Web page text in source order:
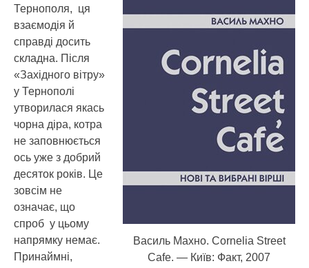
Василь Махно. Cornelia Street
Cafe. — Київ: Факт, 2007
Тернополя, ця
взаємодія й
справді досить
складна. Після
«Західного вітру»
у Тернополі
утворилася якась
чорна діра, котра
не заповнюється
ось уже з добрий
десяток років. Це
зовсім не
означає, що
спроб у цьому
напрямку немає.
Принаймні,